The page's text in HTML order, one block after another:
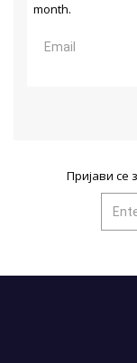
month.
Пријави се